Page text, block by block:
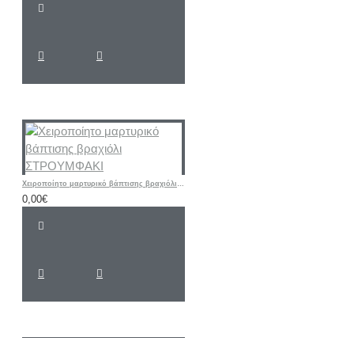
Χειροποίητο μαρτυρικό βάπτισης βραχιόλι ΣΤΡΟΥΜΦΑΚΙ
0,00€